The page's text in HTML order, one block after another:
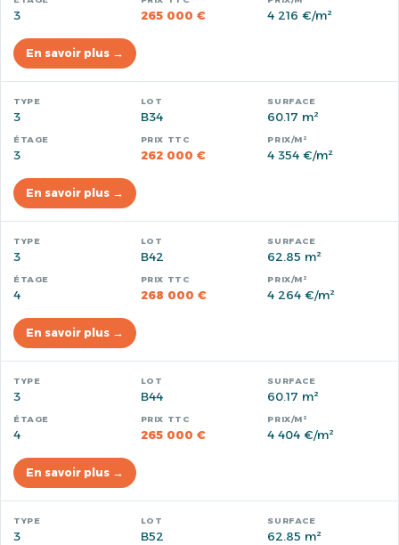
3 265 000 € 4 216 €/m²
En savoir plus →
3 B34 60.17 m²
3 262 000 € 4 354 €/m²
En savoir plus →
3 B42 62.85 m²
4 268 000 € 4 264 €/m²
En savoir plus →
3 B44 60.17 m²
4 265 000 € 4 404 €/m²
En savoir plus →
3 B52 62.85 m²